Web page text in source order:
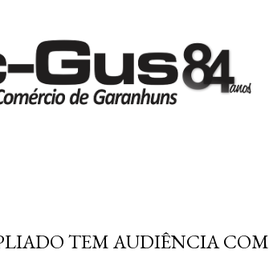
TEM AUDIÊNCIA COM